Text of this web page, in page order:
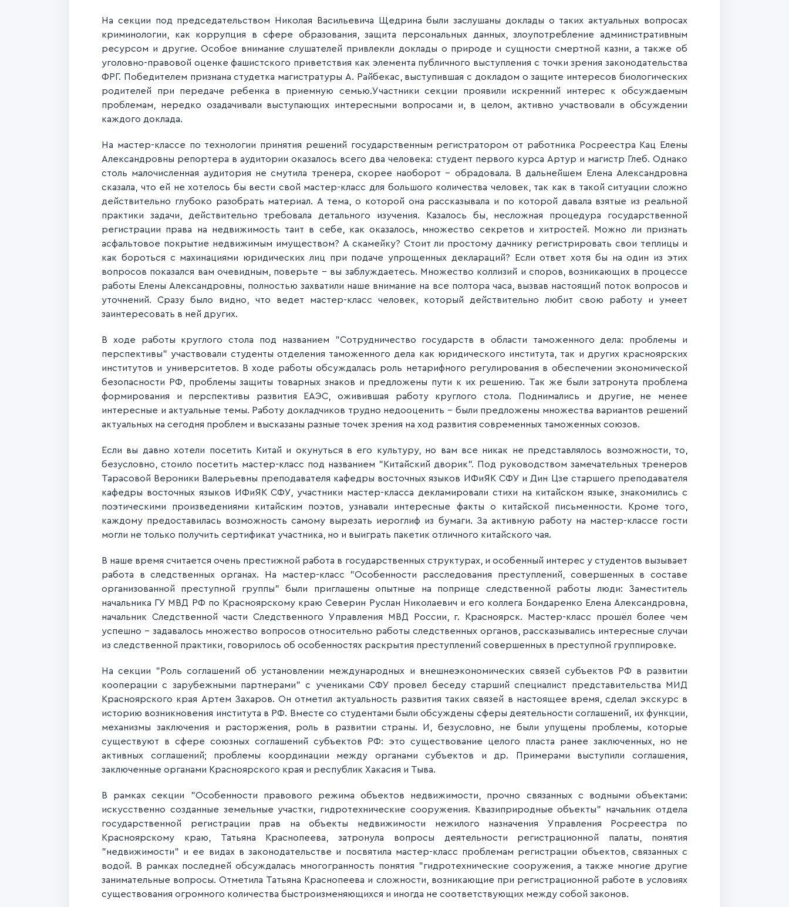
На секции под председательством Николая Васильевича Щедрина были заслушаны доклады о таких актуальных вопросах
криминологии, как коррупция в сфере образования, защита персональных данных, злоупотребление административным
ресурсом и другие. Особое внимание слушателей привлекли доклады о природе и сущности смертной казни, а также об
уголовно-правовой оценке фашистского приветствия как элемента публичного выступления с точки зрения законодательства
ФРГ. Победителем признана студетка магистратуры А. Райбекас, выступившая с докладом о защите интересов биологических
родителей при передаче ребенка в приемную семью.Участники секции проявили искренний интерес к обсуждаемым
проблемам, нередко озадачивали выступающих интересными вопросами и, в целом, активно участвовали в обсуждении
каждого доклада.
На мастер-классе по технологии принятия решений государственным регистратором от работника Росреестра Кац Елены
Александровны репортера в аудитории оказалось всего два человека: студент первого курса Артур и магистр Глеб. Однако
столь малочисленная аудитория не смутила тренера, скорее наоборот – обрадовала. В дальнейшем Елена Александровна
сказала, что ей не хотелось бы вести свой мастер-класс для большого количества человек, так как в такой ситуации сложно
действительно глубоко разобрать материал. А тема, о которой она рассказывала и по которой давала взятые из реальной
практики задачи, действительно требовала детального изучения. Казалось бы, несложная процедура государственной
регистрации права на недвижимость таит в себе, как оказалось, множество секретов и хитростей. Можно ли признать
асфальтовое покрытие недвижимым имуществом? А скамейку? Стоит ли простому дачнику регистрировать свои теплицы и
как бороться с махинациями юридических лиц при подаче упрощенных деклараций? Если ответ хотя бы на один из этих
вопросов показался вам очевидным, поверьте – вы заблуждаетесь. Множество коллизий и споров, возникающих в процессе
работы Елены Александровны, полностью захватили наше внимание на все полтора часа, вызвав настоящий поток вопросов и
уточнений. Сразу было видно, что ведет мастер-класс человек, который действительно любит свою работу и умеет
заинтересовать в ней других.
В ходе работы круглого стола под названием "Сотрудничество государств в области таможенного дела: проблемы и
перспективы" участвовали студенты отделения таможенного дела как юридического института, так и других красноярских
институтов и университетов. В ходе работы обсуждалась роль нетарифного регулирования в обеспечении экономической
безопасности РФ, проблемы защиты товарных знаков и предложены пути к их решению. Так же были затронута проблема
формирования и перспективы развития ЕАЭС, оживившая работу круглого стола. Поднимались и другие, не менее
интересные и актуальные темы. Работу докладчиков трудно недооценить - были предложены множества вариантов решений
актуальных на сегодня проблем и высказаны разные точек зрения на ход развития современных таможенных союзов.
Если вы давно хотели посетить Китай и окунуться в его культуру, но вам все никак не представлялось возможности, то,
безусловно, стоило посетить мастер-класс под названием "Китайский дворик". Под руководством замечательных тренеров
Тарасовой Вероники Валерьевны преподавателя кафедры восточных языков ИФиЯК СФУ и Дин Цзе старшего преподавателя
кафедры восточных языков ИФиЯК СФУ, участники мастер-класса декламировали стихи на китайском языке, знакомились с
поэтическими произведениями китайским поэтов, узнавали интересные факты о китайской письменности. Кроме того,
каждому предоставилась возможность самому вырезать иероглиф из бумаги. За активную работу на мастер-классе гости
могли не только получить сертификат участника, но и выиграть пакетик отличного китайского чая.
В наше время считается очень престижной работа в государственных структурах, и особенный интерес у студентов вызывает
работа в следственных органах. На мастер-класс "Особенности расследования преступлений, совершенных в составе
организованной преступной группы" были приглашены опытные на поприще следственной работы люди: Заместитель
начальника ГУ МВД РФ по Красноярскому краю Северин Руслан Николаевич и его коллега Бондаренко Елена Александровна,
начальник Следственной части Следственного Управления МВД России, г. Красноярск. Мастер-класс прошёл более чем
успешно - задавалось множество вопросов относительно работы следственных органов, рассказывались интересные случаи
из следственной практики, говорилось об особенностях раскрытия преступлений совершенных в преступной группировке.
На секции " Роль соглашений об установлении международных и внешнеэкономических связей субъектов РФ в развитии
кооперации с зарубежными партнерами" с учениками СФУ провел беседу старший специалист представительства МИД
Красноярского края Артем Захаров. Он отметил актуальность развития таких связей в настоящее время, сделал экскурс в
историю возникновения института в РФ. Вместе со студентами были обсуждены сферы деятельности соглашений, их функции,
механизмы заключения и расторжения, роль в развитии страны. И, безусловно, не были упущены проблемы, которые
существуют в сфере союзных соглашений субъектов РФ: это существование целого пласта ранее заключенных, но не
активных соглашений; проблемы координации между органами субъектов и др. Примерами выступили соглашения,
заключенные органами Красноярского края и республик Хакасия и Тыва.
В рамках секции "Особенности правового режима объектов недвижимости, прочно связанных с водными объектами:
искусственно созданные земельные участки, гидротехнические сооружения. Квазиприродные объекты" начальник отдела
государственной регистрации прав на объекты недвижимости нежилого назначения Управления Росреестра по
Красноярскому краю,
Татьяна Краснопеева, затронула вопросы деятельности регистрационной палаты, понятия
"недвижимости" и ее видах в законодательстве и посвятила мастер-класс проблемам регистрации объектов, связанных с
водой. В рамках последней обсуждалась многогранность понятия "гидротехнические сооружения, а также многие другие
занимательные вопросы.Отметила Татьяна Краснопеева и сложности, возникающие при регистрационной работе в условиях
существования огромного количества быстроизменяющихся и иногда не соответствующих между собой законов.